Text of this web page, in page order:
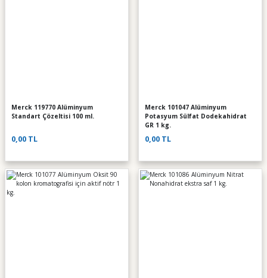
Merck 119770 Alüminyum
Standart Çözeltisi 100 ml.
0,00 TL
Merck 101047 Alüminyum
Potasyum Sülfat Dodekahidrat
GR 1 kg.
0,00 TL